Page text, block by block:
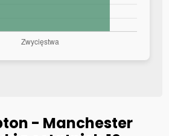
- Manchester